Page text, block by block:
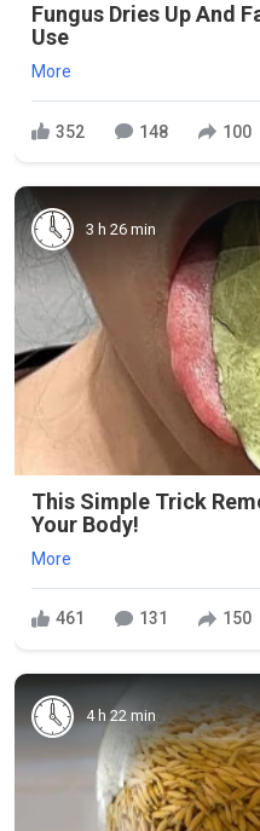
Fungus Dries Up And
Use
More
352 148 100
3 h 26 min
This Simple Trick
Your Body!
More
461 131 150
4 h 22 min